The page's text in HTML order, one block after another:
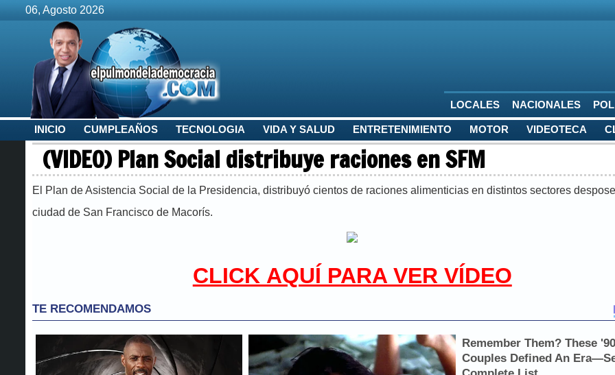
06, Agosto 2026
LOCALES NACIONALES
INICIO CUMPLEAÑOS TECNOLOGIA VIDA Y SALUD ENTRETENIMIENTO MOTOR VIDEOTECA
(VIDEO) Plan Social distribuye raciones en SFM
El Plan de Asistencia Social de la Presidencia, distribuyó cientos de raciones alimenticias en distintos sectores
ciudad de San Francisco de Macorís.
CLICK AQUÍ PARA VER VÍDEO